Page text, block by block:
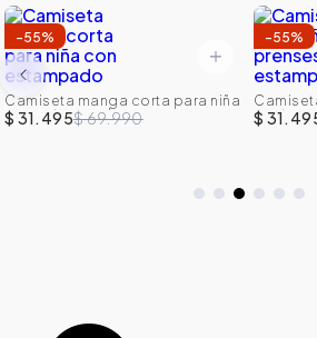
-55%
Camiseta manga corta para niña
con estampado
$ 31.495$ 69.990
-55%
y
$